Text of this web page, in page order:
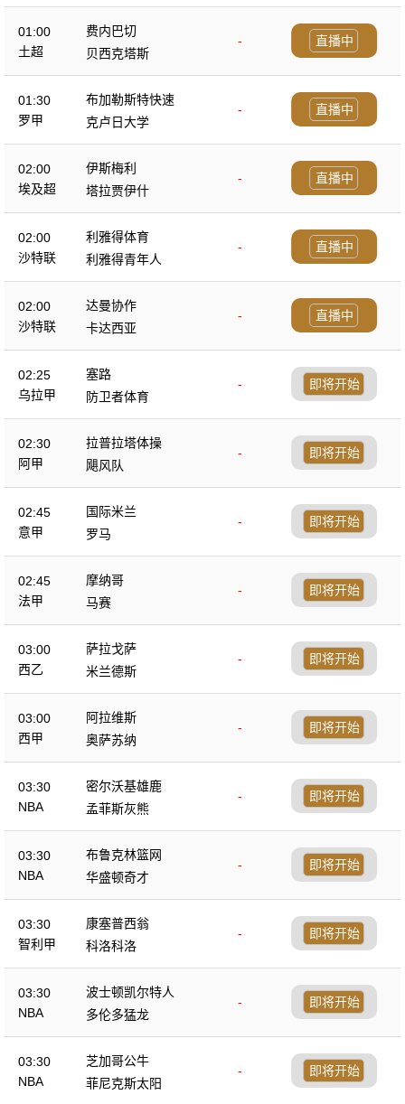
01:00
土超
费内巴切
-
贝西克塔斯
直播中
01:30
罗甲
布加勒斯特快速
-
克卢日大学
直播中
02:00
埃及超
伊斯梅利
-
塔拉贾伊什
直播中
02:00
沙特联
利雅得体育
-
利雅得青年人
直播中
02:00
沙特联
达曼协作
-
卡达西亚
直播中
02:25
乌拉甲
塞路
-
防卫者体育
即将开始
02:30
阿甲
拉普拉塔体操
-
飓风队
即将开始
02:45
意甲
国际米兰
-
罗马
即将开始
02:45
法甲
摩纳哥
-
马赛
即将开始
03:00
西乙
萨拉戈萨
-
米兰德斯
即将开始
03:00
西甲
阿拉维斯
-
奥萨苏纳
即将开始
03:30
NBA
密尔沃基雄鹿
-
孟菲斯灰熊
即将开始
03:30
NBA
布鲁克林篮网
-
华盛顿奇才
即将开始
03:30
智利甲
康塞普西翁
-
科洛科洛
即将开始
03:30
NBA
波士顿凯尔特人
-
多伦多猛龙
即将开始
03:30
NBA
芝加哥公牛
-
菲尼克斯太阳
即将开始